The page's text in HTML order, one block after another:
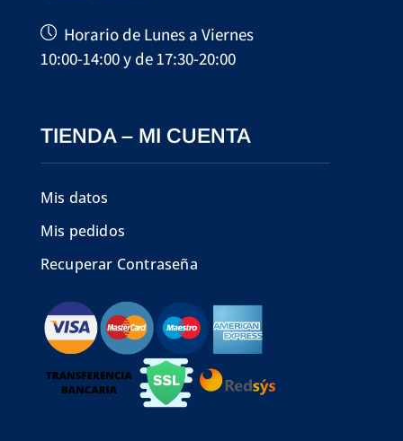
Horario de Lunes a Viernes
10:00-14:00 y de 17:30-20:00
TIENDA – MI CUENTA
Mis datos
Mis pedidos
Recuperar Contraseña